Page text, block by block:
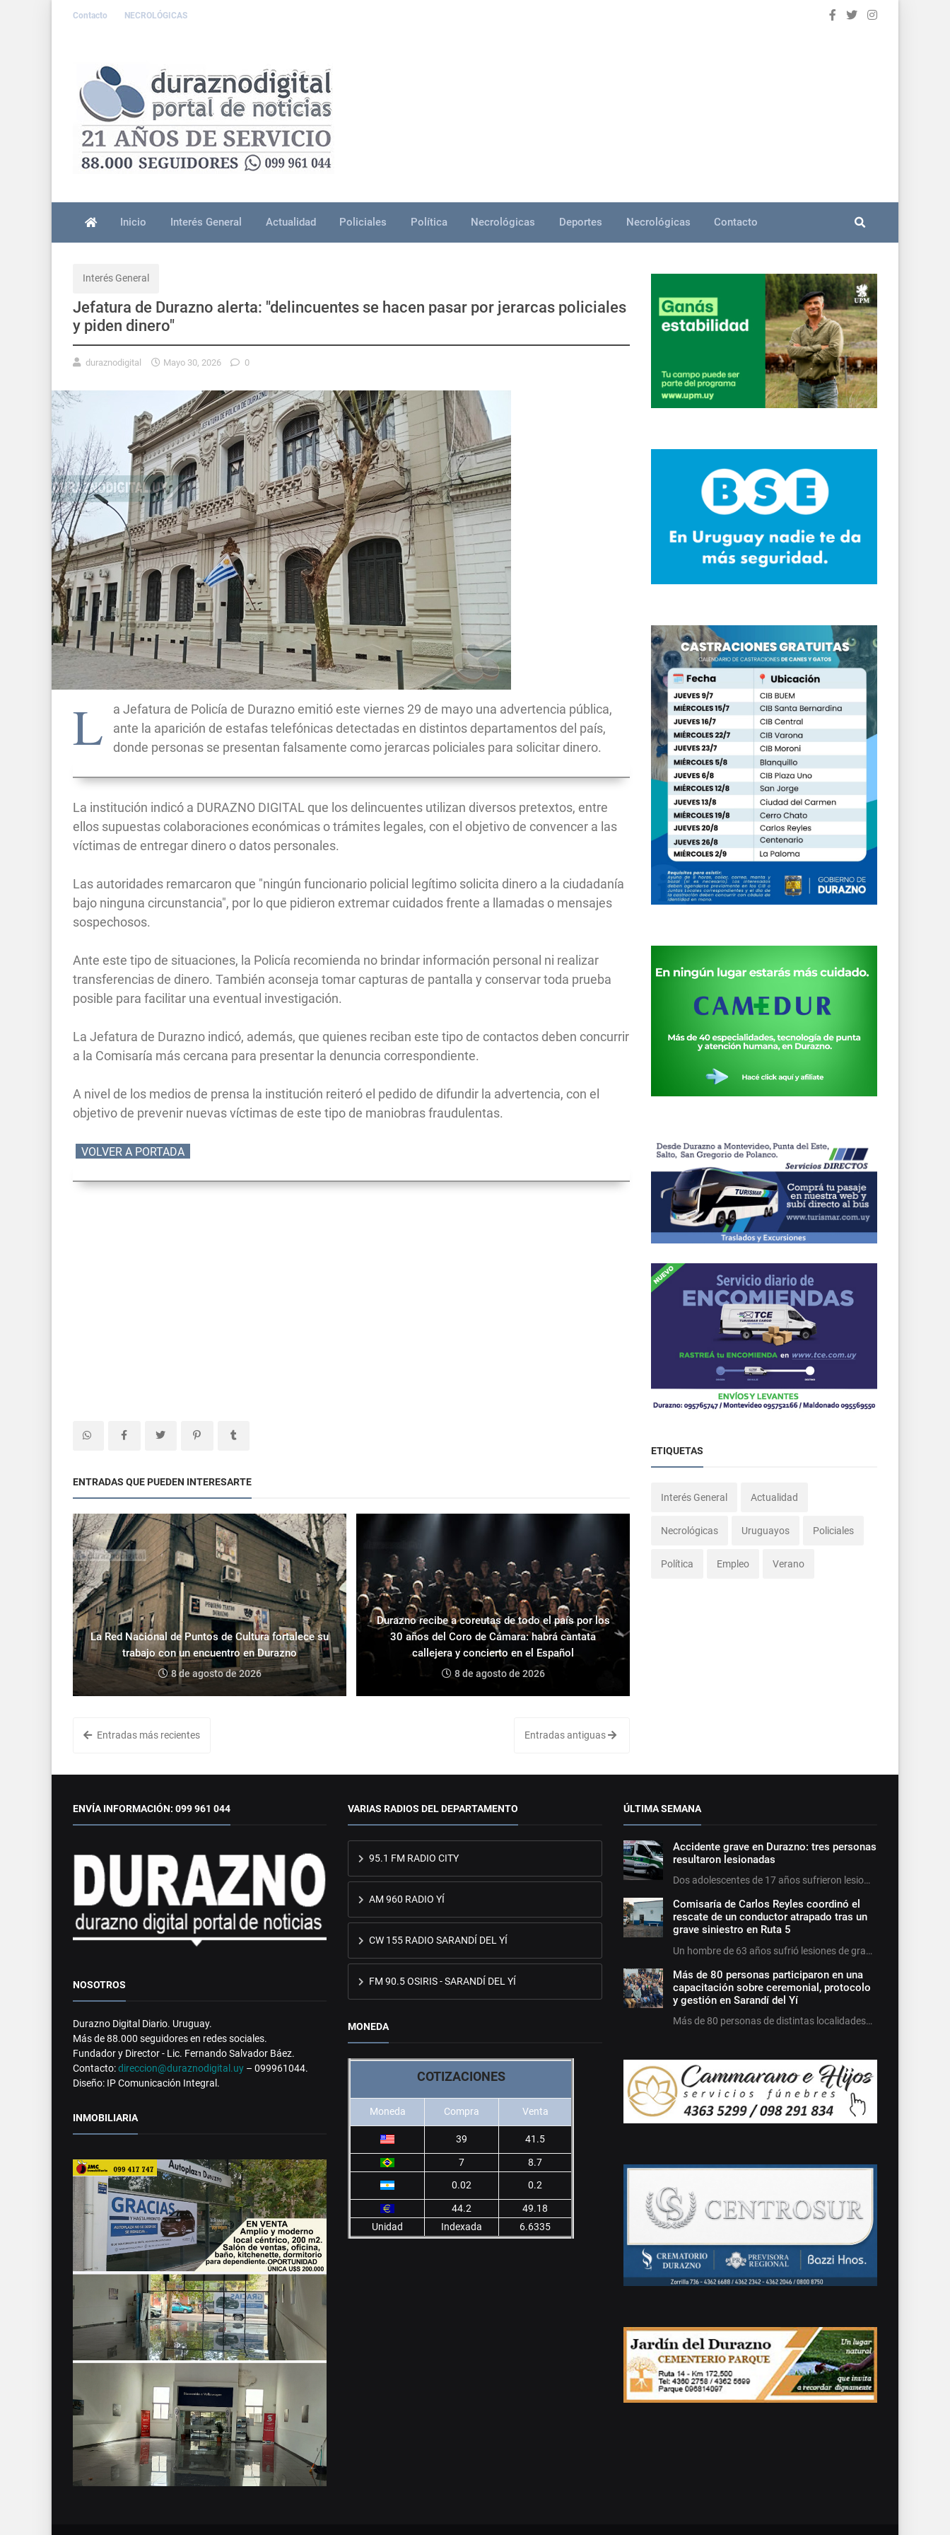
Contacto NECROLÓGICAS
Inicio Interés General Actualidad Policiales Política Necrológicas Deportes Necrológicas Contacto
Interés General
Jefatura de Durazno alerta: "delincuentes se hacen pasar por jerarcas policiales
y piden dinero"
duraznodigital Mayo 30, 2026 0
L
a Jefatura de Policía de Durazno emitió este viernes 29 de mayo una advertencia pública,
ante la aparición de estafas telefónicas detectadas en distintos departamentos del país,
donde personas se presentan falsamente como jerarcas policiales para solicitar dinero.
La institución indicó a DURAZNO DIGITAL que los delincuentes utilizan diversos pretextos, entre
ellos supuestas colaboraciones económicas o trámites legales, con el objetivo de convencer a las
víctimas de entregar dinero o datos personales.
Las autoridades remarcaron que "ningún funcionario policial legítimo solicita dinero a la ciudadanía
bajo ninguna circunstancia", por lo que pidieron extremar cuidados frente a llamadas o mensajes
sospechosos.
Ante este tipo de situaciones, la Policía recomienda no brindar información personal ni realizar
transferencias de dinero. También aconseja tomar capturas de pantalla y conservar toda prueba
posible para facilitar una eventual investigación.
La Jefatura de Durazno indicó, además, que quienes reciban este tipo de contactos deben concurrir
a la Comisaría más cercana para presentar la denuncia correspondiente.
A nivel de los medios de prensa la institución reiteró el pedido de difundir la advertencia, con el
objetivo de prevenir nuevas víctimas de este tipo de maniobras fraudulentas.
VOLVER A PORTADA
ENTRADAS QUE PUEDEN INTERESARTE
La Red Nacional de Puntos de Cultura fortalece su
trabajo con un encuentro en Durazno
8 de agosto de 2026
Durazno recibe a coreutas de todo el país por los
30 años del Coro de Cámara: habrá cantata
callejera y concierto en el Español
8 de agosto de 2026
Entradas más recientes Entradas antiguas
ETIQUETAS
Interés General Actualidad
Necrológicas Uruguayos Policiales
Política Empleo Verano
ENVÍA INFORMACIÓN: 099 961 044
NOSOTROS
Durazno Digital Diario. Uruguay.
Más de 88.000 seguidores en redes sociales.
Fundador y Director - Lic. Fernando Salvador Báez.
Contacto:direccion@duraznodigital.uy – 099961044.
Diseño: IP Comunicación Integral.
INMOBILIARIA
VARIAS RADIOS DEL DEPARTAMENTO
95.1 FM RADIO CITY
AM 960 RADIO YÍ
CW 155 RADIO SARANDÍ DEL YÍ
FM 90.5 OSIRIS - SARANDÍ DEL YÍ
MONEDA
COTIZACIONES
Moneda Compra Venta
39 41.5
7
8.7
0.02
0.2
44.2
49.18
Unidad
Indexada 6.6335
ÚLTIMA SEMANA
Accidente grave en Durazno: tres personas
resultaron lesionadas
Dos adolescentes de 17 años sufrieron lesio…
Comisaría de Carlos Reyles coordinó el
rescate de un conductor atrapado tras un
grave siniestro en Ruta 5
Un hombre de 63 años sufrió lesiones de gra…
Más de 80 personas participaron en una
capacitación sobre ceremonial, protocolo
y gestión en Sarandí del Yí
Más de 80 personas de distintas localidades…